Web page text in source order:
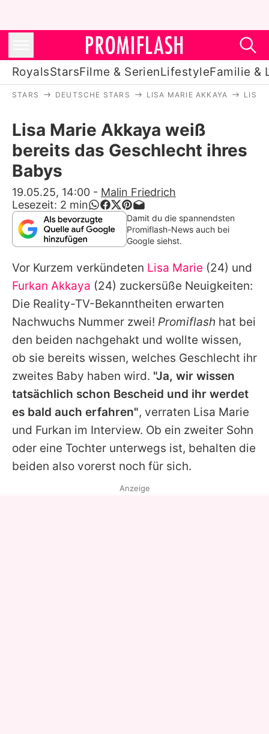
RoyalsStarsFilme & SerienLifestyleFamilie &
Stars
Filme & Serien
Lifestyle
Familie & Liebe
Promiflash Exklusiv
Alle Themen auf Promiflash
Jobs
App runterladen
Team
Redaktionelle Richtlinien
Impressum
Datenschutzerklärung
Nutzungsbedingungen
Utiq verwalten
STARS DEUTSCHE STARS LISA MARIE AKKAYA LISA
Lisa Marie Akkaya weiß
bereits das Geschlecht ihres
Babys
19.05.25, 14:00 - Malin Friedrich
Lesezeit: 2 min
Damit du die spannendsten
Promiflash-News auch bei
Google siehst.
Vor Kurzem verkündeten Lisa Marie (24) und
Furkan Akkaya (24) zuckersüße Neuigkeiten:
Die Reality-TV-Bekanntheiten erwarten
Nachwuchs Nummer zwei! Promiflash hat bei
den beiden nachgehakt und wollte wissen,
ob sie bereits wissen, welches Geschlecht ihr
zweites Baby haben wird. "Ja, wir wissen
tatsächlich schon Bescheid und ihr werdet
es bald auch erfahren", verraten Lisa Marie
und Furkan im Interview. Ob ein zweiter Sohn
oder eine Tochter unterwegs ist, behalten die
beiden also vorerst noch für sich.
Anzeige